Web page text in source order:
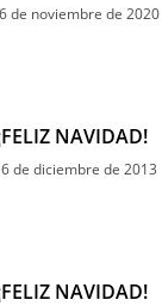
de noviembre de 2020
NAVIDAD!
de diciembre de 2013
NAVIDAD!